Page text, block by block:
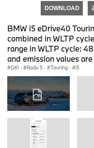
DOWNLOAD
BMW i5 eDrive40
combined in WLTP
range in WLTP cycle:
and emission values
G61 · Radu 5 · Touring · i5